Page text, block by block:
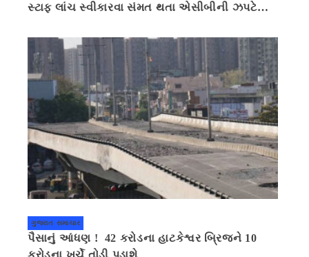
સ્ટાફ લાંચ સ્વીકારવા સંમત થતા એસીબીની ઝપટે
ગુજરાત સમાચાર
પૈસાનું આંધણ ! 42 કરોડના હાટકેશ્વર બ્રિજને 10